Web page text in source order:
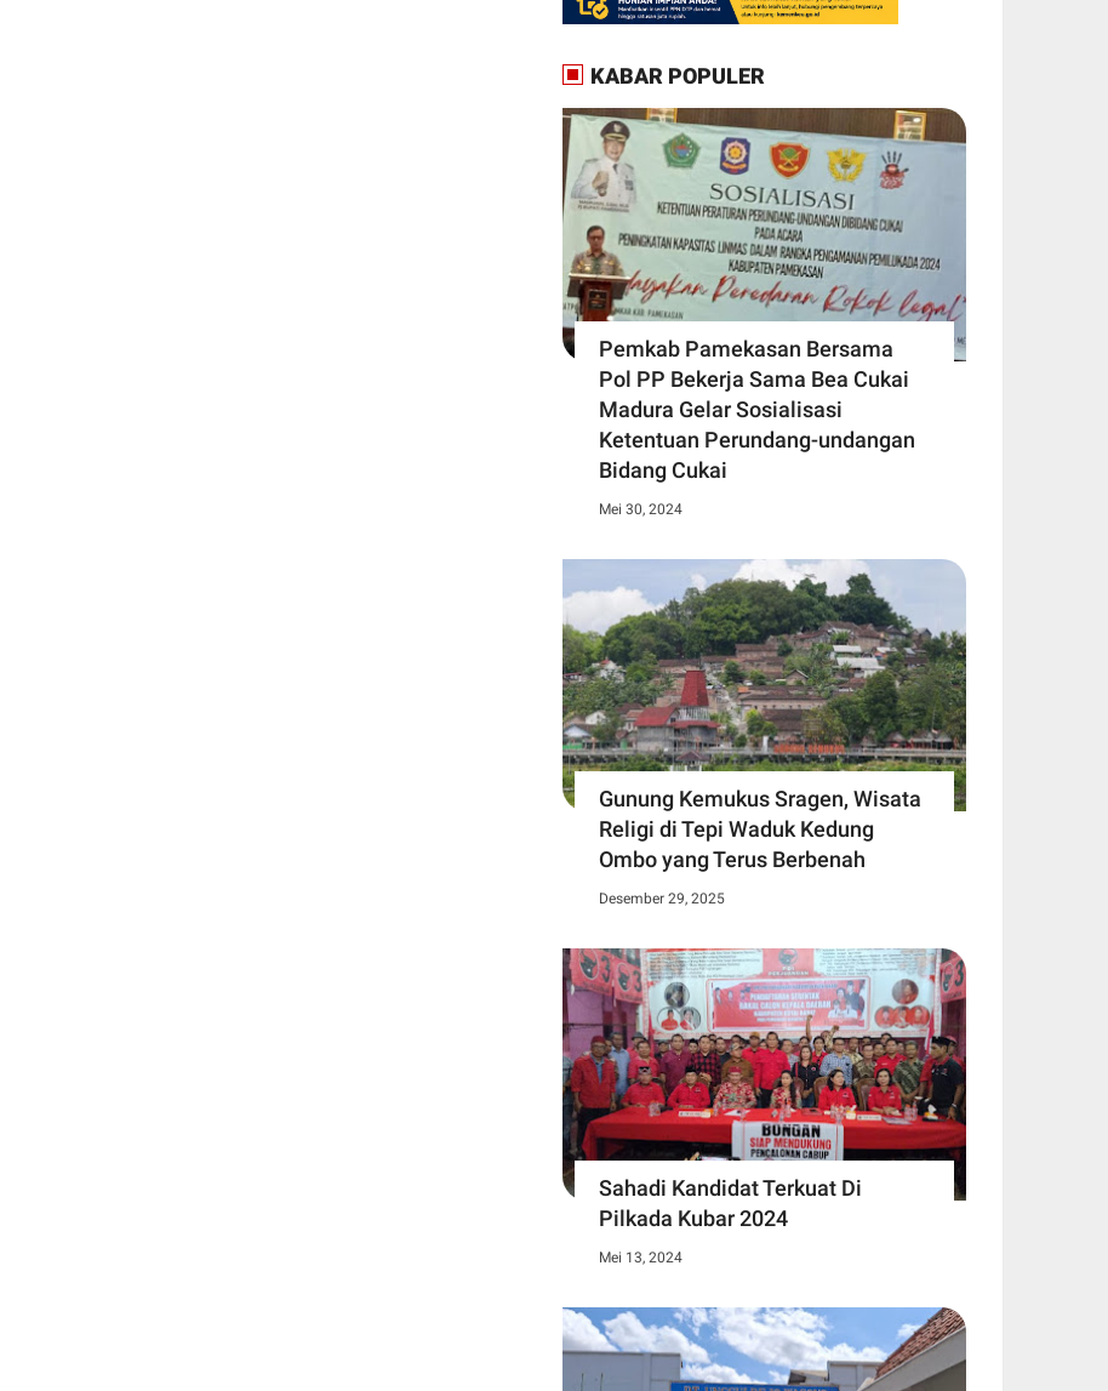
KABAR POPULER
Pemkab Pamekasan Bersama
Pol PP Bekerja Sama Bea Cukai
Madura Gelar Sosialisasi
Ketentuan Perundang-undangan
Bidang Cukai
Mei 30, 2024
Gunung Kemukus Sragen, Wisata
Religi di Tepi Waduk Kedung
Ombo yang Terus Berbenah
Desember 29, 2025
Sahadi Kandidat Terkuat Di
Pilkada Kubar 2024
Mei 13, 2024